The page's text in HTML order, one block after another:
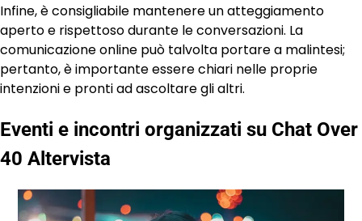
Infine, è consigliabile mantenere un atteggiamento
aperto e rispettoso durante le conversazioni. La
comunicazione online può talvolta portare a malintesi;
pertanto, è importante essere chiari nelle proprie
intenzioni e pronti ad ascoltare gli altri.
Eventi e incontri organizzati su Chat Over
40 Altervista